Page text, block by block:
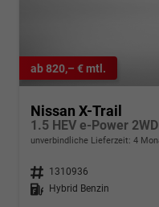
ab 820,– € mtl.
Nissan X-Trail
1.5 HEV e-Power
unverbindliche Lieferzeit: 4
Fahrzeugnr. 1310936
Kraftstoff
Hybrid Benzin